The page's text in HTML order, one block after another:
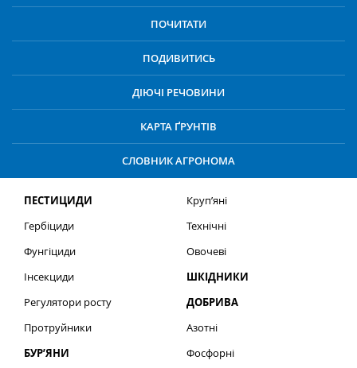
ПОЧИТАТИ
ПОДИВИТИСЬ
ДІЮЧІ РЕЧОВИНИ
КАРТА ҐРУНТІВ
СЛОВНИК АГРОНОМА
ПЕСТИЦИДИ
Гербіциди
Фунгіциди
Інсекциди
Регулятори росту
Протруйники
БУР’ЯНИ
Круп’яні
Технічні
Овочеві
ШКІДНИКИ
ДОБРИВА
Азотні
Фосфорні